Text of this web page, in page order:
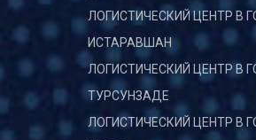
ЛОГИСТИЧЕСКИЙ ЦЕНТР В
ИСТАРАВШАН
ЛОГИСТИЧЕСКИЙ ЦЕНТР В
ТУРСУНЗАДЕ
ЛОГИСТИЧЕСКИЙ ЦЕНТР В